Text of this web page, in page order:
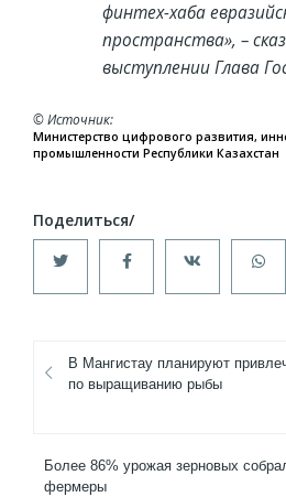
финтех-хаба
пространства», –
выступлении Глава
© Источник
Министерство цифрового развития,
промышленности Республики Казахстан
В Мангистау планируют
по выращиванию рыбы
Более 86% урожая зерновых
фермеры